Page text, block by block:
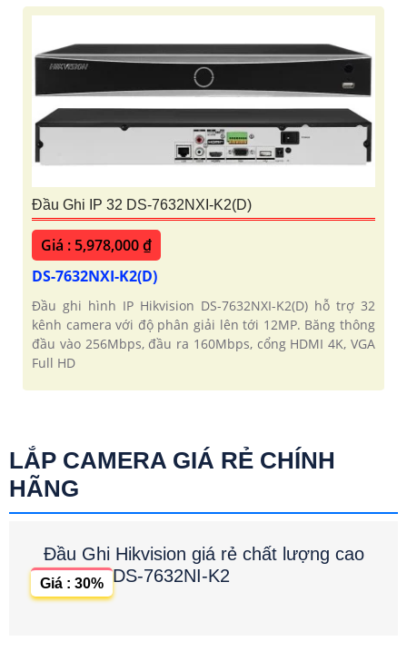
Đầu Ghi IP 32 DS-7632NXI-K2(D)
Giá : 5,978,000 ₫
DS-7632NXI-K2(D)
Đầu ghi hình IP Hikvision DS-7632NXI-K2(D) hỗ trợ 32
kênh camera với độ phân giải lên tới 12MP. Băng thông
đầu vào 256Mbps, đầu ra 160Mbps, cổng HDMI 4K, VGA
Full HD
LẮP CAMERA GIÁ RẺ CHÍNH
HÃNG
Đầu Ghi Hikvision giá rẻ chất lượng cao
DS-7632NI-K2
Giá : 30%